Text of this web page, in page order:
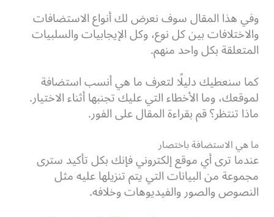
وفي هذا المقال سوف نعرض لك أنواع الاستضافات
والاختلافات بين كل نوع، وكل الإيجابيات والسلبيات
المتعلقة بكل واحد منهم.
كما سنعطيك دليلًا لتعرف ما هي أنسب استضافة
لموقعك، وما الأخطاء التي عليك تجنبها أثناء الاختيار.
ماذا تنتظر؟ قم بقراءة المقال على الفور.
ما هي الاستضافة باختصار
عندما ترى أي موقع إلكتروني فإنك بكل تأكيد سترى
مجموعة من البيانات التي يتم تنزيلها عليه مثل
النصوص والصور والفيديوهات وخلافه.